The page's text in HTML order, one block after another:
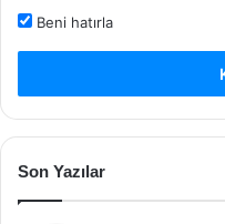
Beni hatırla
Son Yazılar